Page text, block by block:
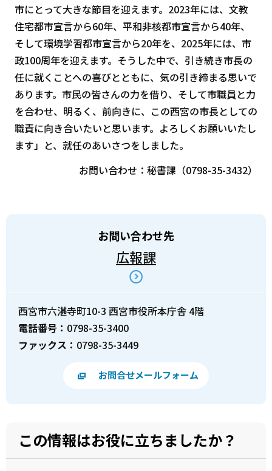
市にとって大きな節目を迎えます。2023年には、文教
住宅都市宣言から60年、平和非核都市宣言から40年、
そして環境学習都市宣言から20年を、2025年には、市
政100周年を迎えます。そうした中で、引き続き市長の
任に就くことへの喜びとともに、気の引き締まる思いで
あります。市民の皆さんの力を借り、そして市職員と力
を合わせ、明るく、前向きに、この西宮の市長としての
職責に向き合いたいと思います。よろしくお願いいたし
ます」と、就任のあいさつをしました。
お問い合わせ：秘書課（0798-35-3432）
お問い合わせ先
広報課
西宮市六湛寺町10-3 西宮市役所本庁舎 4階
電話番号： 0798-35-3400
ファックス： 0798-35-3449
お問合せメールフォーム
この情報はお役に立ちましたか？